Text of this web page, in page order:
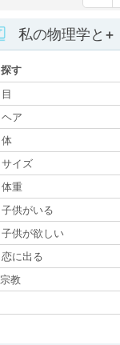
私の物理学と+
探す
目
ヘア
体
サイズ
体重
子供がいる
子供が欲しい
恋に出る
宗教